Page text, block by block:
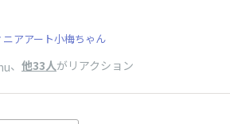
アアート小梅ちゃん
、 他33人がリアクション